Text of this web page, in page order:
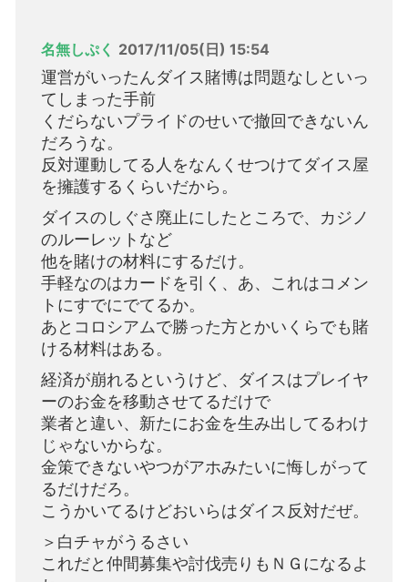
名無しぷく 2017/11/05(日) 15:54
運営がいったんダイス賭博は問題なしといっ
てしまった手前
くだらないプライドのせいで撤回できないん
だろうな。
反対運動してる人をなんくせつけてダイス屋
を擁護するくらいだから。
ダイスのしぐさ廃止にしたところで、カジノ
のルーレットなど
他を賭けの材料にするだけ。
手軽なのはカードを引く、あ、これはコメン
トにすでにでてるか。
あとコロシアムで勝った方とかいくらでも賭
ける材料はある。
経済が崩れるというけど、ダイスはプレイヤ
ーのお金を移動させてるだけで
業者と違い、新たにお金を生み出してるわけ
じゃないからな。
金策できないやつがアホみたいに悔しがって
るだけだろ。
こうかいてるけどおいらはダイス反対だぜ。
＞白チャがうるさい
これだと仲間募集や討伐売りもＮＧになるよ